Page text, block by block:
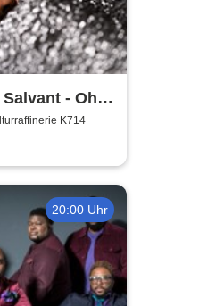
- Oh
2026
K714
20:00 Uhr